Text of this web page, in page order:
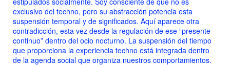
exclusivo del techno, pero su abstracción potencia esta
suspensión temporal y de significados. Aquí aparece otra
contradicción, esta vez desde la regulación de ese “presente
continuo” dentro del ocio nocturno. La suspensión del tiempo
que proporciona la experiencia techno está integrada dentro
de la agenda social que organiza nuestros comportamientos.